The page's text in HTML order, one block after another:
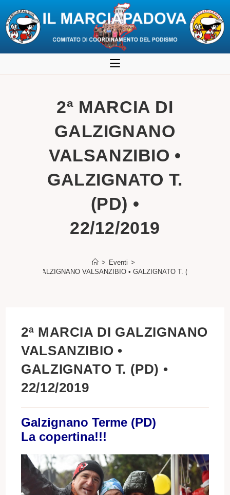
al
2ª MARCIA DI
GALZIGNANO
VALSANZIBIO •
GALZIGNATO T.
(PD) •
22/12/2019
> Eventi >
DI GALZIGNANO VALSANZIBIO • GALZIGNATO T. (PD) • 22/12/
2ª MARCIA DI GALZIGNANO
VALSANZIBIO •
GALZIGNATO T. (PD) •
22/12/2019
Galzignano Terme (PD)
La copertina!!!